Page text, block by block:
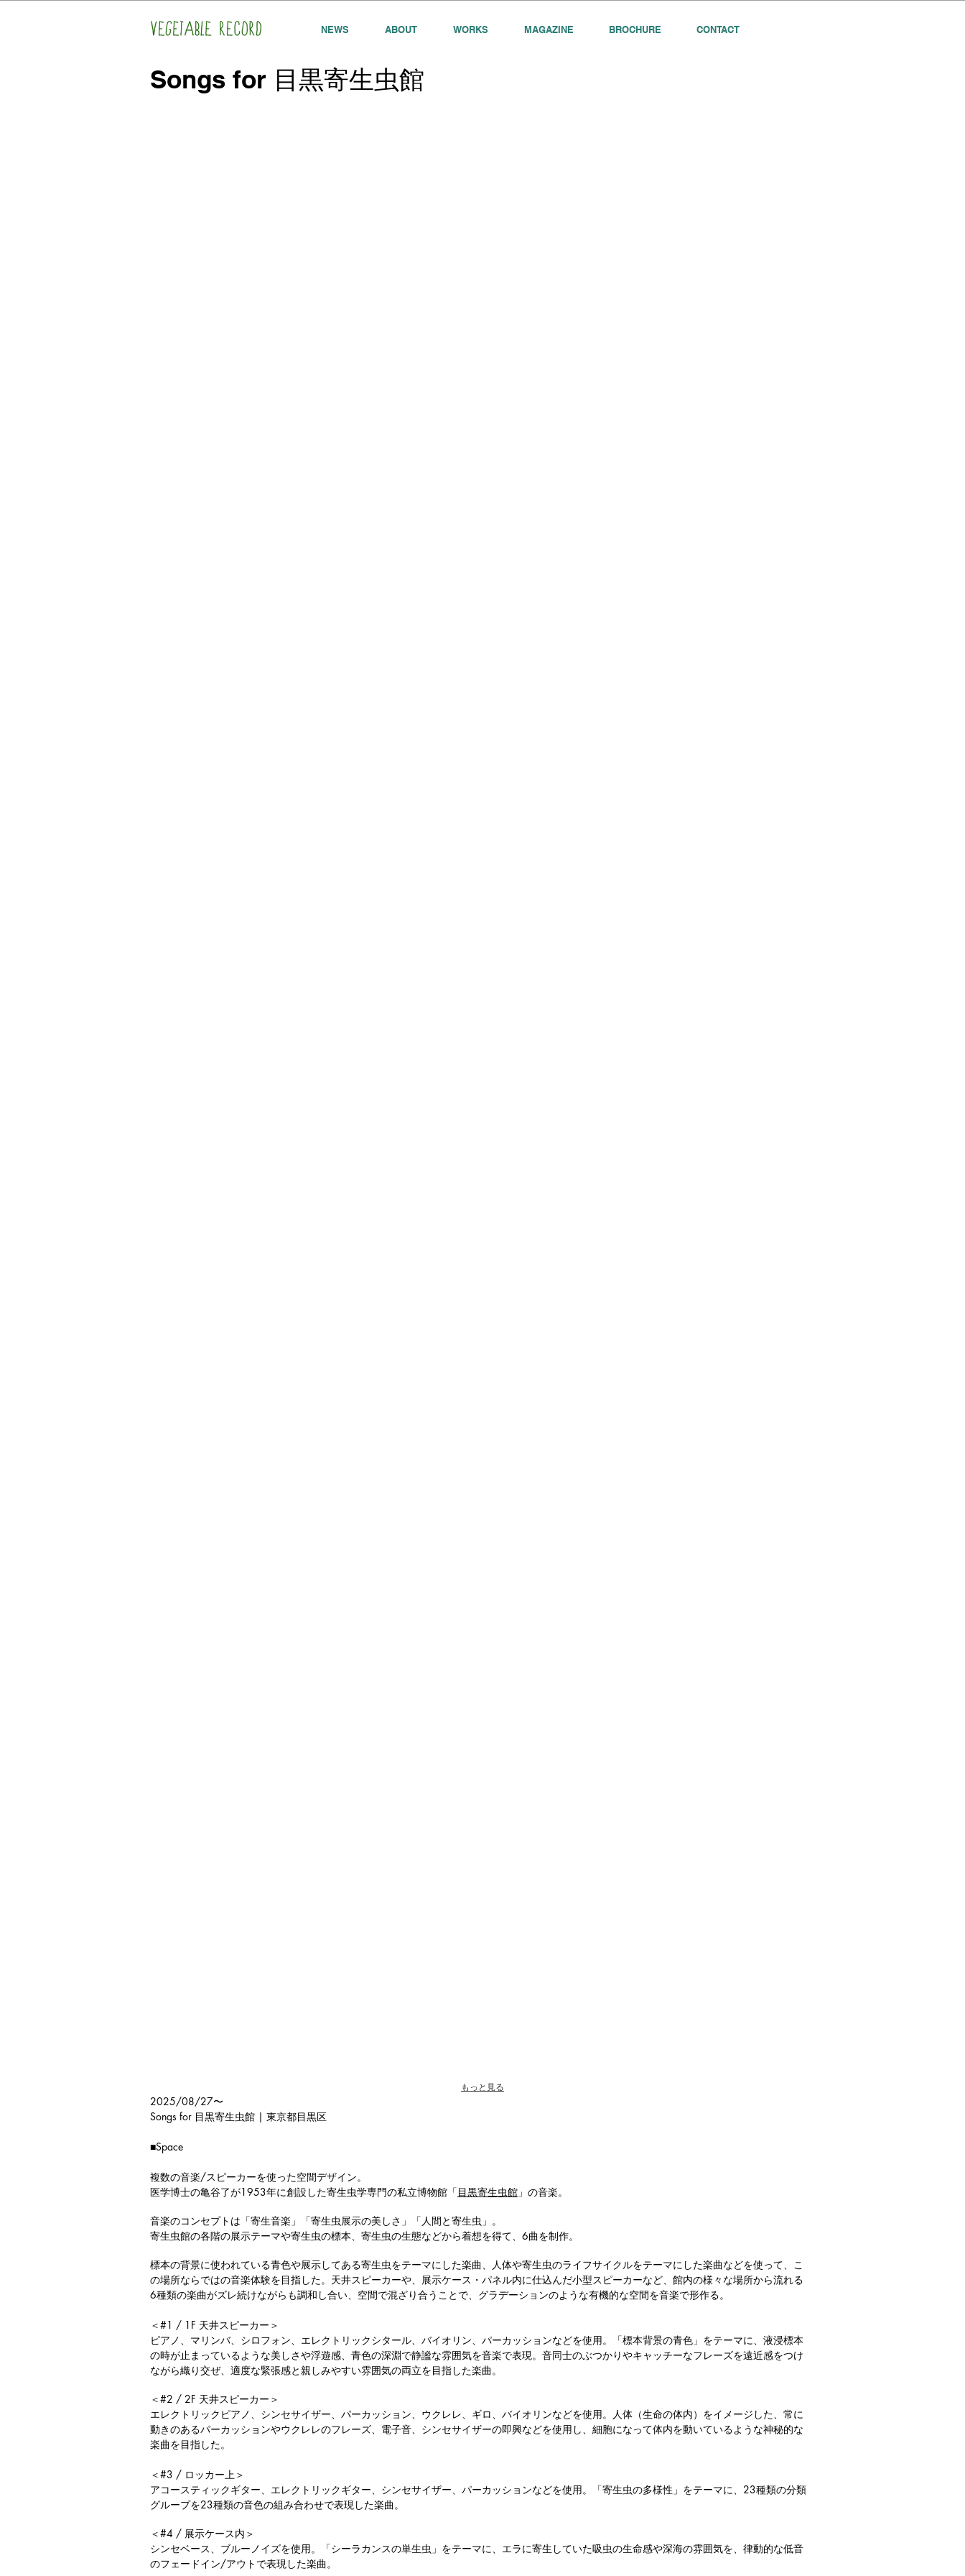
NEWS ABOUT WORKS MAGAZINE BROCHURE CONTACT
Songs for 目黒寄生虫館
もっと見る
2025/08/27〜
Songs for 目黒寄生虫館 | 東京都目黒区
■Space
複数の音楽/スピーカーを使った空間デザイン。
医学博士の亀谷了が1953年に創設した寄生虫学専門の私立博物館「目黒寄生虫館 」の音楽。
音楽のコンセプトは「寄生音楽」「寄生虫展示の美しさ」「人間と寄生虫」。
寄生虫館の各階の展示テーマや寄生虫の標本、寄生虫の生態などから着想を得て、6曲を制作。
標本の背景に使われている青色や展示してある寄生虫をテーマにした楽曲、人体や寄生虫のライフサイクルをテーマにした楽曲などを使って、こ
の場所ならではの音楽体験を目指した。天井スピーカーや、展示ケース・パネル内に仕込んだ小型スピーカーなど、館内の様々な場所から流れる
6種類の楽曲がズレ続けながらも調和し合い、空間で混ざり合うことで、グラデーションのような有機的な空間を音楽で形作る。
＜#1 / 1F 天井スピーカー＞
ピアノ、マリンバ、シロフォン、エレクトリックシタール、バイオリン、パーカッションなどを使用。「標本背景の青色」をテーマに、液浸標本
の時が止まっているような美しさや浮遊感、青色の深淵で静謐な雰囲気を音楽で表現。音同士のぶつかりやキャッチーなフレーズを遠近感をつけ
ながら織り交ぜ、適度な緊張感と親しみやすい雰囲気の両立を目指した楽曲。
​＜#2 / 2F 天井スピーカー＞
エレクトリックピアノ、シンセサイザー、パーカッション、ウクレレ、ギロ、バイオリンなどを使用。人体（生命の体内）をイメージした、常に
動きのあるパーカッションやウクレレのフレーズ、電子音、シンセサイザーの即興などを使用し、細胞になって体内を動いているような神秘的な
楽曲を目指した。
＜#3 / ロッカー上＞
アコースティックギター、エレクトリックギター、シンセサイザー、パーカッションなどを使用。「寄生虫の多様性」をテーマに、23種類の分類
グループを23種類の音色の組み合わせで表現した楽曲。
​＜#4 / 展示ケース内＞
シンセベース、ブルーノイズを使用。「シーラカンスの単生虫」をテーマに、エラに寄生していた吸虫の生命感や深海の雰囲気を、律動的な低音
のフェードイン/アウトで表現した楽曲。